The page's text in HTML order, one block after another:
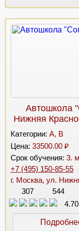
Автошкола
Нижняя
Категории: A, B
Цена: 33500.00 ₽
Срок обучения: 3.
+7 (495) 150-85-55
г. Москва, ул.
307
544
4.70